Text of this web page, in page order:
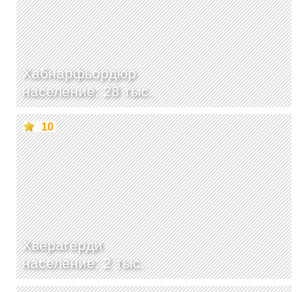
Хабнарфьордюр
население: 28 тыс.
Хверагерди
население: 2 тыс.
10